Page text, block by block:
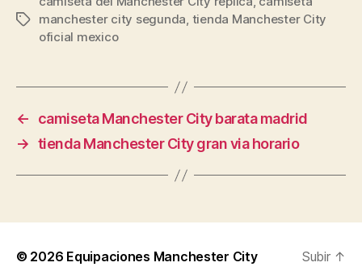
Etiquetas
manchester city segunda, tienda Manchester City
oficial mexico
←
camiseta Manchester City barata madrid
→ tienda Manchester City gran via horario
© 2026 Equipaciones Manchester City
Subir ↑